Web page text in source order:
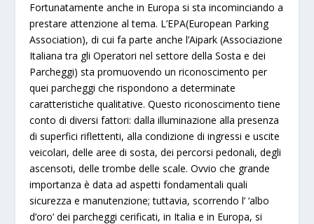
Fortunatamente anche in Europa si sta incominciando a
prestare attenzione al tema. L’EPA(European Parking
Association), di cui fa parte anche l’Aipark (Associazione
Italiana tra gli Operatori nel settore della Sosta e dei
Parcheggi)sta promuovendo un riconoscimento per
quei parcheggi che rispondono a determinate
caratteristiche qualitative. Questo riconoscimento tiene
conto di diversi fattori: dalla illuminazione alla presenza
di superfici riflettenti, alla condizione di ingressi e uscite
veicolari, delle aree di sosta, dei percorsi pedonali, degli
ascensoti, delle trombe delle scale. Ovvio che grande
importanza è data ad aspetti fondamentali quali
sicurezza e manutenzione; tuttavia, scorrendo l’ ‘albo
d’oro’ dei parcheggi cerificati, in Italia e in Europa, si